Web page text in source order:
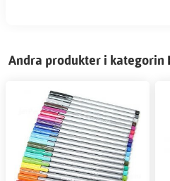
Andra produkter i kategorin